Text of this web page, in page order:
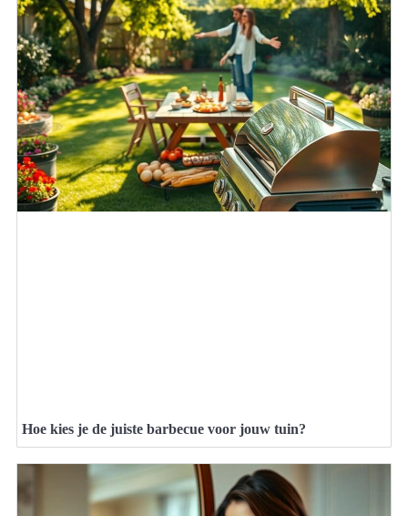
Hoe kies je de juiste barbecue voor jouw tuin?